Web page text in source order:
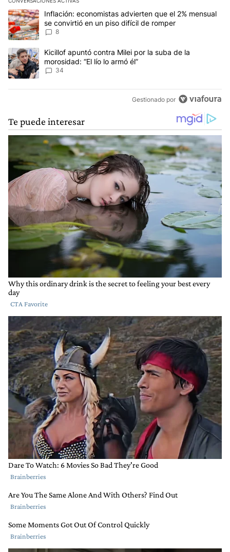
Este listado muestra los artículos con más comentarios en los
Un artículo de tendencia con el título "Inflación: economistas
Inflación: economistas advierten que el 2% mensual
se convirtió en un piso difícil de romper
8
Un artículo de tendencia con el título "Kicillof apuntó contra Milei
Kicillof apuntó contra Milei por la suba de la
morosidad: “El lío lo armó él”
34
Gestionado por